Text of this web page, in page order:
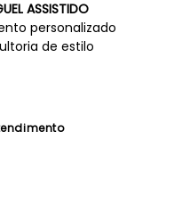
ASSISTIDO
personalizado
de estilo